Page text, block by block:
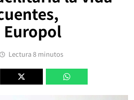
Lectura 8 minutos